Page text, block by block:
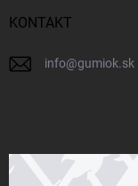
KONTAKT
info@gumiok.sk